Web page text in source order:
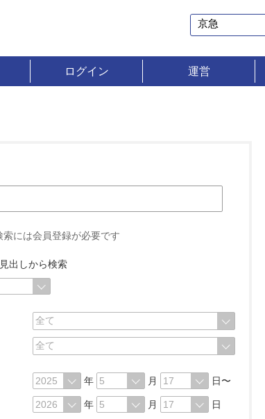
ログイン 運営
索には会員登録が必要です
見出しから検索
年 月
日〜
年
月 日